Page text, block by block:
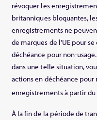
révoquer les
britanniques bloquantes,
enregistrements ne
de marques de l’UE pour
déchéance pour non-
dans une telle situation,
actions en déchéance pour
enregistrements à partir du
À la fin de la période de